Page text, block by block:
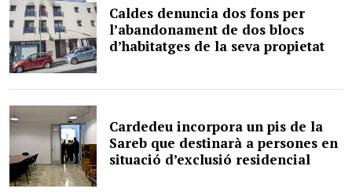
Caldes denuncia dos fons per
l’abandonament de dos blocs
d’habitatges de la seva propietat
Cardedeu incorpora un pis de la
Sareb que destinarà a persones en
situació d’exclusió residencial